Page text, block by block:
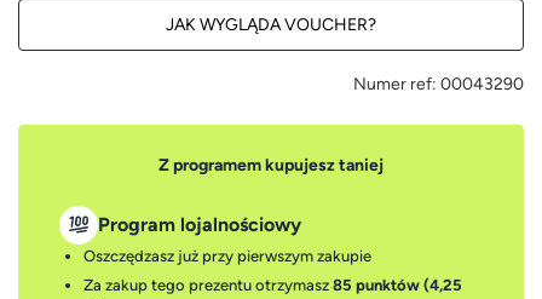
JAK WYGLĄDA VOUCHER?
Numer ref: 00043290
Z programem kupujesz taniej
Program lojalnościowy
Oszczędzasz już przy pierwszym zakupie
Za zakup tego prezentu otrzymasz 85 punktów (4,25